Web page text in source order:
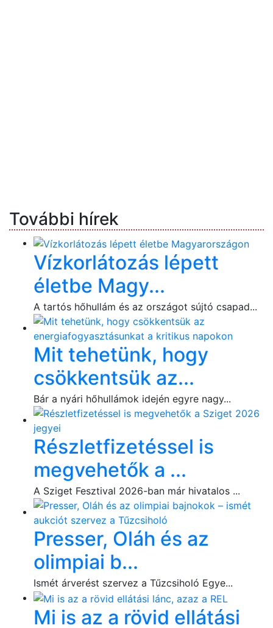
További hírek
Vízkorlátozás lépett
életbe Magy...
A tartós hőhullám és az országot sújtó csapad...
Mit tehetünk, hogy
csökkentsük az...
Bár a nyári hőhullámok idején egyre nagy...
Részletfizetéssel is
megvehetők a ...
A Sziget Fesztival 2026-ban már hivatalos ...
Presser, Oláh és az
olimpiai b...
Ismét árverést szervez a Tűzcsiholó Egye...
Mi is az a rövid ellátási